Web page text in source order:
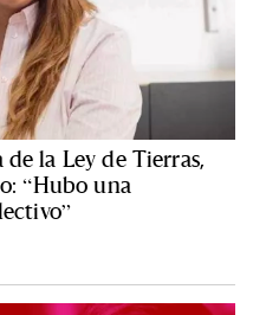
la Ley de Tierras,
“Hubo una